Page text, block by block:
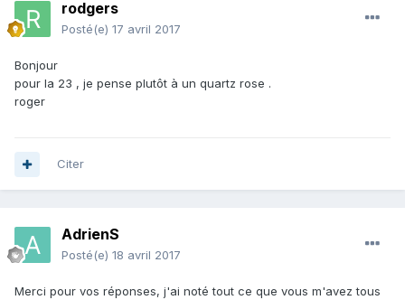
rodgers
Posté(e) 17 avril 2017
Bonjour
pour la 23 , je pense plutôt à un quartz rose .
roger
Citer
AdrienS
Posté(e) 18 avril 2017
Merci pour vos réponses, j'ai noté tout ce que vous m'avez tous